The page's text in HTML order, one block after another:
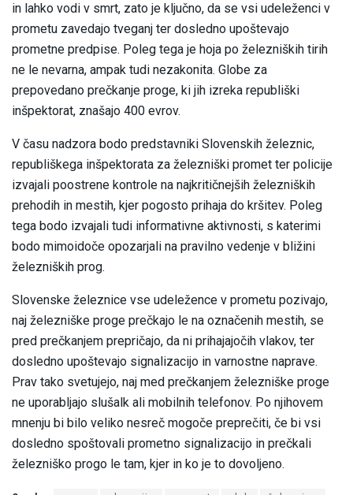
in lahko vodi v smrt, zato je ključno, da se vsi udeleženci v
prometu zavedajo tveganj ter dosledno upoštevajo
prometne predpise. Poleg tega je hoja po železniških tirih
ne le nevarna, ampak tudi nezakonita. Globe za
prepovedano prečkanje proge, ki jih izreka republiški
inšpektorat, znašajo 400 evrov.
V času nadzora bodo predstavniki Slovenskih železnic,
republiškega inšpektorata za železniški promet ter policije
izvajali poostrene kontrole na najkritičnejših železniških
prehodih in mestih, kjer pogosto prihaja do kršitev. Poleg
tega bodo izvajali tudi informativne aktivnosti, s katerimi
bodo mimoidoče opozarjali na pravilno vedenje v bližini
železniških prog.
Slovenske železnice vse udeležence v prometu pozivajo,
naj železniške proge prečkajo le na označenih mestih, se
pred prečkanjem prepričajo, da ni prihajajočih vlakov, ter
dosledno upoštevajo signalizacijo in varnostne naprave.
Prav tako svetujejo, naj med prečkanjem železniške proge
ne uporabljajo slušalk ali mobilnih telefonov. Po njihovem
mnenju bi bilo veliko nesreč mogoče preprečiti, če bi vsi
dosledno spoštovali prometno signalizacijo in prečkali
železniško progo le tam, kjer in ko je to dovoljeno.